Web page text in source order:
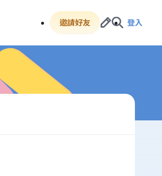
邀請好友 登入